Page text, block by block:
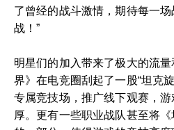
了曾经的战斗激情，期待每一
战！”
明星们的加入带来了极大的流
界》在电竞圈刮起了一股“坦克
专属竞技场，推广线下观赛，
厚。更有一些职业战队甚至将